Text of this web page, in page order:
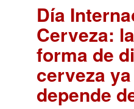
Día
Cerveza:
forma de
cerveza
depende